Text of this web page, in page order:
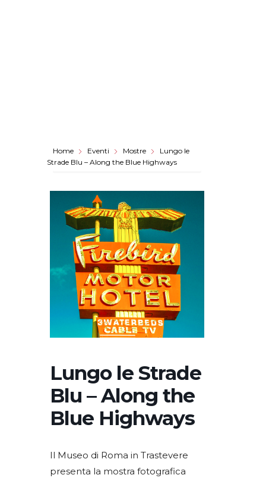
Home Eventi Mostre
Lungo le
Strade Blu – Along the Blue Highways
Lungo le Strade
Blu – Along the
Blue Highways
Il Museo di Roma in Trastevere
presenta la mostra fotografica